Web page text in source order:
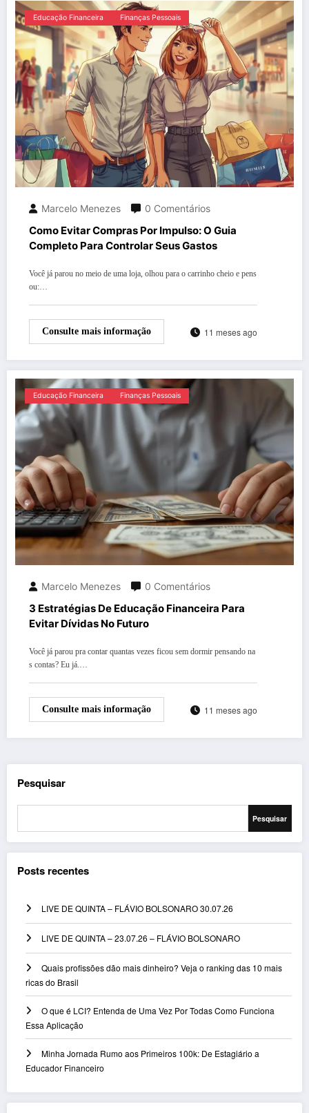
Educação Financeira Finanças Pessoais
Marcelo Menezes 0 Comentários
Como Evitar Compras Por Impulso: O Guia
Completo Para Controlar Seus Gastos
Você já parou no meio de uma loja, olhou para o carrinho cheio e pens
ou:…
Consulte mais informação 11 meses ago
Educação Financeira Finanças Pessoais
Marcelo Menezes 0 Comentários
3 Estratégias De Educação Financeira Para
Evitar Dívidas No Futuro
Você já parou pra contar quantas vezes ficou sem dormir pensando na
s contas? Eu já.…
Consulte mais informação 11 meses ago
Pesquisar
Pesquisar
Posts recentes
LIVE DE QUINTA – FLÁVIO BOLSONARO 30.07.26
LIVE DE QUINTA – 23.07.26 – FLÁVIO BOLSONARO
Quais profissões dão mais dinheiro? Veja o ranking das 10 mais
ricas do Brasil
O que é LCI? Entenda de Uma Vez Por Todas Como Funciona
Essa Aplicação
Minha Jornada Rumo aos Primeiros 100k: De Estagiário a
Educador Financeiro